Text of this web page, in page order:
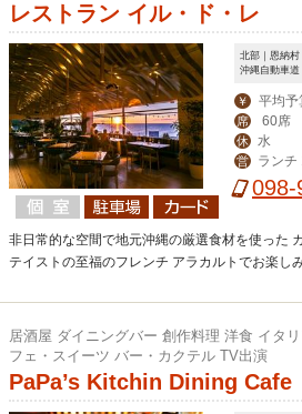
レストラン イル・ド・レ
北部｜恩納村
沖縄自動車
￥ 平均予
席 60席
休 水
営
ランチ
ィナー098-
非日常的な空間で地元沖縄の厳選食材を使った
テイストの至福のフレンチ アラカルトでお楽し
居酒屋 ダイニングバー 創作料理 洋食 イタ
フェ・スイーツ バー・カクテル TV出演
PaPa’s Kitchin Dining Cafe